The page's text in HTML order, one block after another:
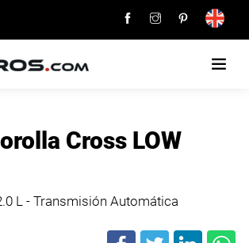
Cross LOW
L - Transmisión Automática